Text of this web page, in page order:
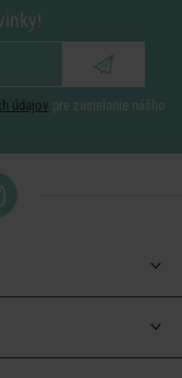
údajov pre zasielanie nášho